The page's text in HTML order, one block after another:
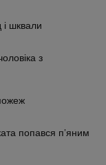
і шквали
з
попався п’яним